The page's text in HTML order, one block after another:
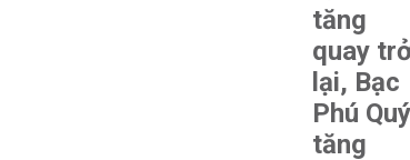
tăng
quay
lại, Bạc
Phú Quý
tăng